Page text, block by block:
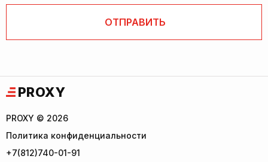
PROXY
PROXY © 2026
Политика конфиденциальности
+7(812)740-01-91